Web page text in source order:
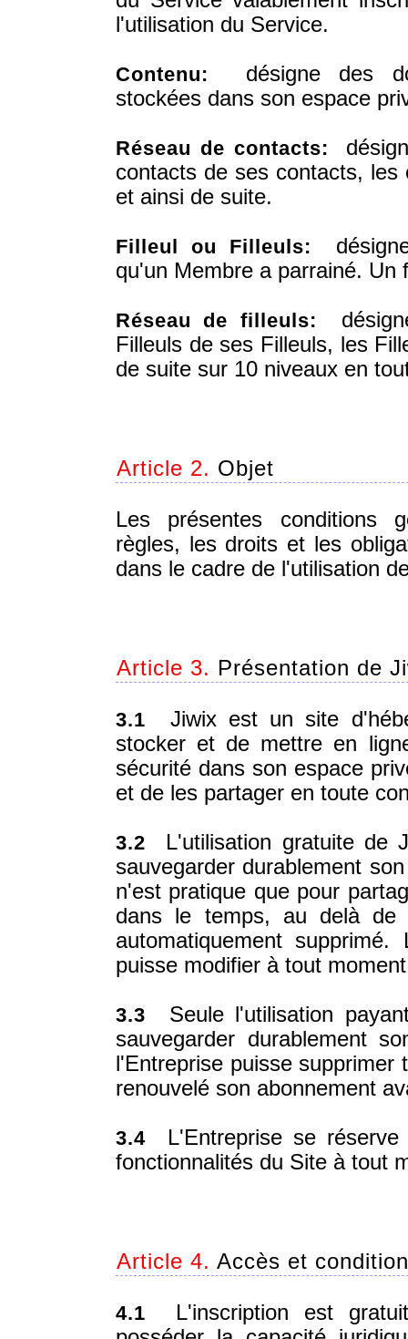
l'utilisation du Service.
Contenu: désigne des
stockées dans son espace
Réseau de contacts:
contacts de ses contacts,
et ainsi de suite.
Filleul ou Filleuls:
qu'un Membre a parrainé. Un
Réseau de filleuls:
Filleuls de ses Filleuls, les
de suite sur 10 niveaux en
Article 2. Objet
Les présentes conditions
règles, les droits et les
dans le cadre de l'utilisation
Article 3. Présentation de
3.1 Jiwix est un site
stocker et de mettre en
sécurité dans son espace
et de les partager en toute
3.2 L'utilisation gratuite de
sauvegarder durablement
n'est pratique que pour
dans le temps, au delà de
automatiquement
puisse modifier à tout
3.3 Seule l'utilisation
sauvegarder durablement
l'Entreprise puisse
renouvelé son abonnement
3.4 L'Entreprise se
fonctionnalités du Site à tout
Article 4. Accès et
4.1 L'inscription est